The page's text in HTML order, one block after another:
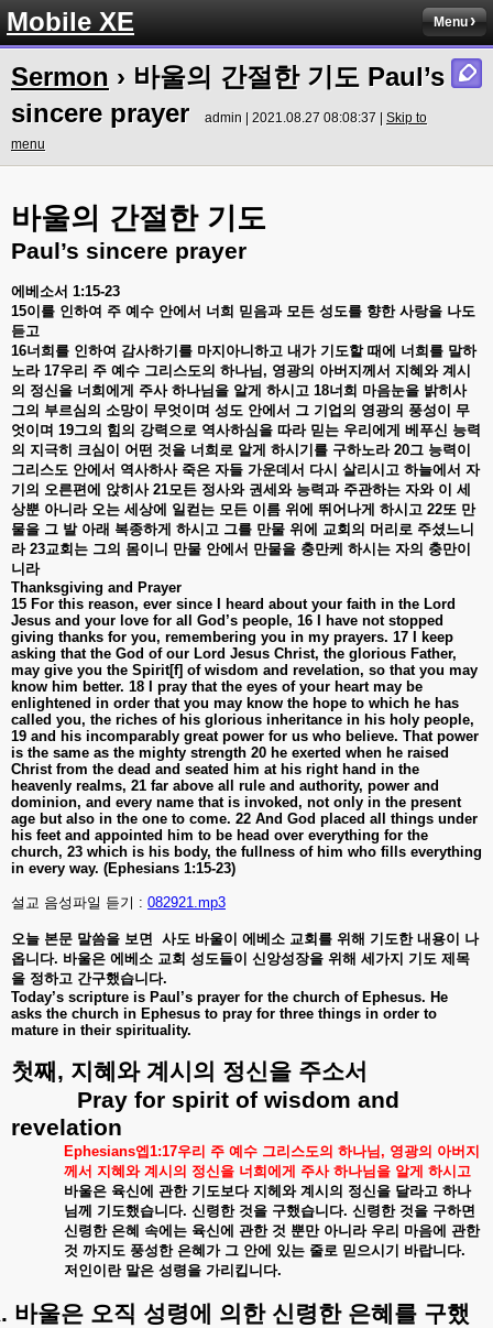
Mobile XE Menu
Sermon › 바울의 간절한 기도 Paul’s
sincere prayer
admin | 2021.08.27 08:08:37 | Skip to
menu
바울의 간절한 기도
Paul’s sincere prayer
에베소서 1:15-23
15이를 인하여 주 예수 안에서 너희 믿음과 모든 성도를 향한 사랑을 나도
듣고
16너희를 인하여 감사하기를 마지아니하고 내가 기도할 때에 너희를 말하
노라17우리 주 예수 그리스도의 하나님 , 영광의 아버지께서 지혜와 계시
의 정신을 너희에게 주사 하나님을 알게 하시고 18너희 마음눈을 밝히사
그의 부르심의 소망이 무엇이며 성도 안에서 그 기업의 영광의 풍성이
무
엇이며 19그의 힘의 강력으로 역사하심을 따라 믿는 우리에게 베푸신 능력
의 지극히 크심이 어떤 것을 너희로 알게 하시기를 구하노라20그 능력이
그리스도 안에서 역사하사 죽은 자들 가운데서 다시 살리시고 하늘에서 자
기의 오른편에 앉히사21모든 정사와 권세와 능력과 주관하는 자와 이 세
상뿐 아니라 오는 세상에 일컫는 모든 이름 위에 뛰어나게 하시고 22또 만
물을 그 발 아래 복종하게 하시고 그를 만물 위에 교회의 머리로 주셨느니
라23교회는 그의 몸이니 만물 안에서 만물을 충만케 하시는 자의 충만이
니라
Thanksgiving and Prayer
15 For this reason, ever since I heard about your faith in the Lord
Jesus and your love for all God’s people, 16 I have not stopped
giving thanks for you, remembering you in my prayers. 17 I keep
asking that the God of our Lord Jesus Christ, the glorious Father,
may give you the Spirit[f] of wisdom and revelation, so that you may
know him better. 18 I pray that the eyes of your heart may be
enlightened in order that you may know the hope to which he has
called you, the riches of his glorious inheritance in his holy people,
19 and his incomparably great power for us who believe. That power
is the same as the mighty strength 20 he exerted when he raised
Christ from the dead and seated him at his right hand in the
heavenly realms, 21 far above all rule and authority, power and
dominion, and every name that is invoked, not only in the present
age but also in the one to come. 22 And God placed all things under
his feet and appointed him to be head over everything for the
church, 23 which is his body, the fullness of him who fills everything
in every way. (Ephesians 1:15-23)
설교 음성파일 듣기 : 082921.mp3
오늘 본문 말씀을 보면 사도 바울이 에베소 교회를 위해 기도한 내용이
나
옵니다. 바울은 에베소 교회 성도들이 신앙성장을 위해 세가지 기도 제목
을 정하고 간구했습니다.
Today’s scripture is Paul’s prayer for the church of Ephesus. He
asks the church in Ephesus to pray for three things in order to
mature in their spirituality.
첫째 , 지혜와 계시의 정신을 주소서
Pray for spirit of wisdom and
revelation
Ephesians엡1:17우리 주 예수 그리스도의 하나님 , 영광의 아버지
께서 지혜와 계시의 정신을 너희에게 주사 하나님을 알게 하시고
바울은 육신에 관한 기도보다 지헤와 계시의 정신을 달라고 하나
님께 기도했습니다. 신령한 것을 구했습니다. 신령한 것을 구하면
신령한 은혜 속에는 육신에 관한 것 뿐만 아니라 우리 마음에 관한
것 까지도 풍성한 은혜가 그 안에 있는 줄로 믿으시기 바랍니다.
저인이란 말은 성령을 가리킵니다.
바울은 오직 성령에 의한 신령한 은혜를 구했